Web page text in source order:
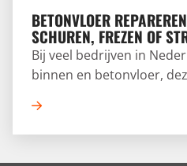
BETONVLOER
SCHUREN, FREZEN OF
Bij veel bedrijven in
binnen en betonvloer,
verloop van tijd of
echter wel slijtage